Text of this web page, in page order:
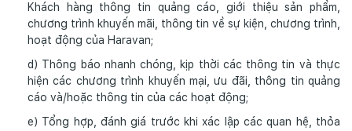
Khách hàng thông tin quảng cáo, giới thiệu sản phẩm,
chương trình khuyến mãi, thông tin về sự kiện, chương trình,
hoạt động của Haravan;
d) Thông báo nhanh chóng, kịp thời các thông tin và thực
hiện các chương trình khuyến mại, ưu đãi, thông tin quảng
cáo và/hoặc thông tin của các hoạt động;
e) Tổng hợp, đánh giá trước khi xác lập các quan hệ, thỏa